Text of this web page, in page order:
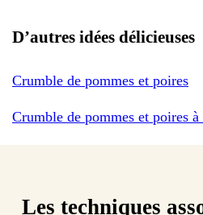
D’autres idées délicieuses
Crumble de pommes et poires
Crumble de pommes et poires
Les techniques